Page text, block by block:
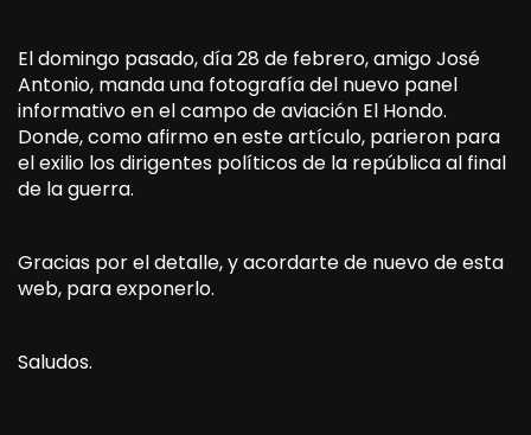
El domingo pasado, día 28 de febrero, amigo José
Antonio, manda una fotografía del nuevo panel
informativo en el campo de aviación El Hondo.
Donde, como afirmo en este artículo, parieron para
el exilio los dirigentes políticos de la república al final
de la guerra.
Gracias por el detalle, y acordarte de nuevo de esta
web, para exponerlo.
Saludos.